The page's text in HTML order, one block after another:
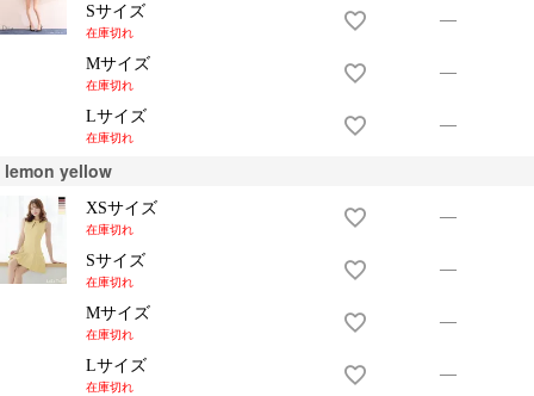
Sサイズ
在庫切れ
—
Mサイズ
在庫切れ
—
Lサイズ
在庫切れ
—
lemon yellow
XSサイズ
在庫切れ
—
Sサイズ
在庫切れ
—
Mサイズ
在庫切れ
—
Lサイズ
在庫切れ
—